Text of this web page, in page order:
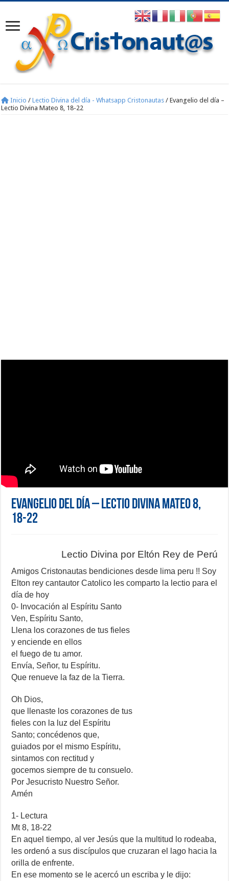
Inicio / Lectio Divina del día - Whatsapp Cristonautas / Evangelio del día –
Lectio Divina Mateo 8, 18-22
Evangelio del día – Lectio Divina Mateo 8,
18-22
Lectio Divina por Eltón Rey de Perú
Amigos Cristonautas bendiciones desde lima peru !! Soy
Elton rey cantautor Catolico les comparto la lectio para el
día de hoy
0- Invocación al Espíritu Santo
Ven, Espíritu Santo,
Llena los corazones de tus fieles
y enciende en ellos
el fuego de tu amor.
Envía, Señor, tu Espíritu.
Que renueve la faz de la Tierra.
Oh Dios,
que llenaste los corazones de tus
fieles con la luz del Espíritu
Santo; concédenos que,
guiados por el mismo Espíritu,
sintamos con rectitud y
gocemos siempre de tu consuelo.
Por Jesucristo Nuestro Señor.
Amén
1- Lectura
Mt 8, 18-22
En aquel tiempo, al ver Jesús que la multitud lo rodeaba,
les ordenó a sus discípulos que cruzaran el lago hacia la
orilla de enfrente.
En ese momento se le acercó un escriba y le dijo: